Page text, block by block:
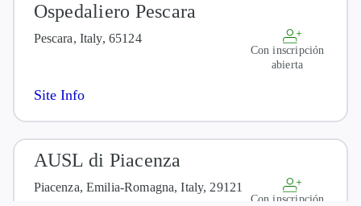
Ospedaliero Pescara
Pescara, Italy, 65124
Con inscripción
abierta
Site Info
AUSL di Piacenza
Piacenza, Emilia-Romagna, Italy, 29121
Con inscripción